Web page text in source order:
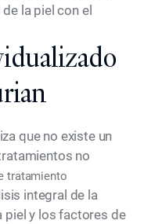
la piel con el
que no existe un
no
tratamiento
integral de la
piel y los factores de